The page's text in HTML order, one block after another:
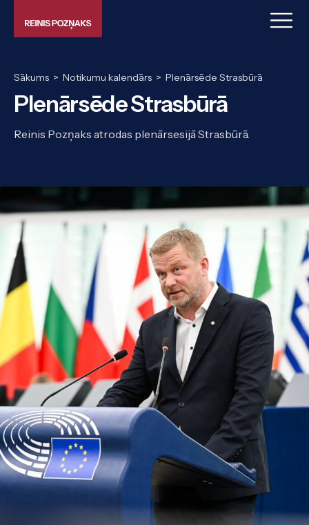
Sākums > Notikumu kalendārs > Plenārsēde Strasbūrā
Plenārsēde Strasbūrā
Reinis Pozņaks atrodas plenārsesijā Strasbūrā.